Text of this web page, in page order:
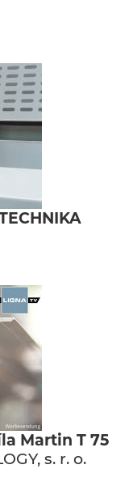
Martin T 75
s. r. o.